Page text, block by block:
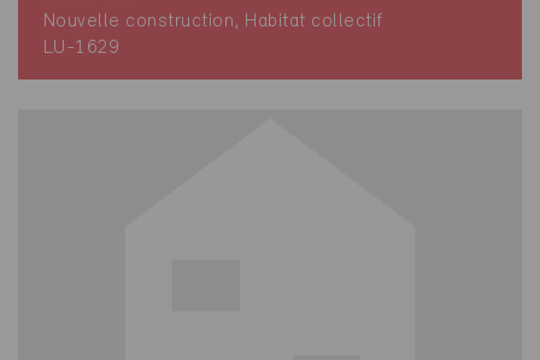
Nouvelle construction, Habitat collectif
LU-1629